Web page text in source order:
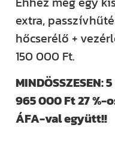
extra,
hőcserélő +
150 000 Ft.
MINDÖSSZESEN: 5
965 000 Ft 27 %-
ÁFA-val együtt!!